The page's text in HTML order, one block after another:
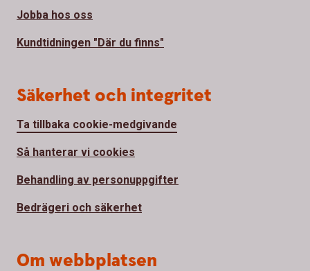
Jobba hos oss
Kundtidningen "Där du finns"
Säkerhet och integritet
Ta tillbaka cookie-medgivande
Så hanterar vi cookies
Behandling av personuppgifter
Bedrägeri och säkerhet
Om webbplatsen